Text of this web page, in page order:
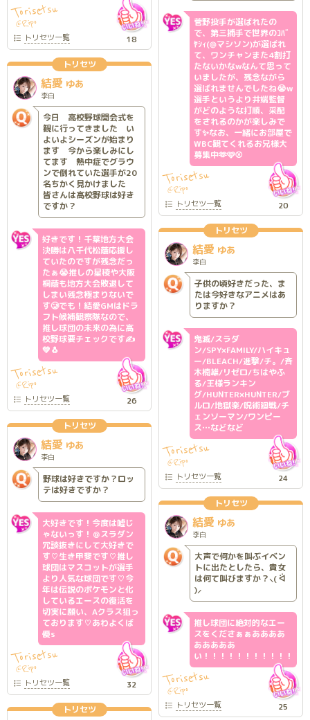
トリセツ一覧 18
Torisetsu
@Ripo
菅野投手が選ばれたの
で、第三捕手で世界のｺﾊﾞ
ﾔｼｨ(@マシソン)が選ばれ
て、ワンチャンまた4割打
たないかなwなんて思って
いましたが、残念ながら
選ばれませんでしたね😭w
選手というより井端監督
がどのような打順、采配
をされるのかが楽しみで
す✨なお、一緒にお部屋で
WBC観てくれるお兄様大
募集中🫶🩷⚾
トリセツ一覧 20
Torisetsu
@Ripo
トリセツ
結愛 ゆあ
李白
今日 高校野球開会式を
観に行ってきました い
よいよシーズンが始まり
ます 今から楽しみにし
てます 熱中症でグラウ
ンで倒れていた選手が20
名ちかく見かけました
皆さんは高校野球は好き
ですか？
好きです！千葉地方大会
決勝は八千代松蔭応援し
ていたのですが残念だっ
たぁ😭推しの星稜や大阪
桐蔭も地方大会敗退して
しまい残念極まりないで
す🥲でも！結愛GMはドラ
フト候補観察隊なので、
推し球団の未来の為に高
校野球要チェックです✍
💚🐧
トリセツ一覧 26
Torisetsu
@Ripo
トリセツ
結愛 ゆあ
李白
子供の頃好きだった、ま
たは今好きなアニメはあ
りますか？
鬼滅/スラダ
ン/SPY×FAMILY/ハイキュ
ー/BLEACH/進撃/チ。/斉
木楠雄/リゼロ/ちはやふ
る/王様ランキン
グ/HUNTER×HUNTER/ブ
ルロ/地獄楽/呪術廻戦/チ
ェンソーマン/ワンピー
ス…などなど
トリセツ一覧 24
Torisetsu
@Ripo
トリセツ
結愛 ゆあ
李白
野球は好きですか？ロッ
テは好きですか？
大好きです！今度は嘘じ
ゃないっす！＠スラダン
冗談抜きにして大好きで
す♡生き甲斐です♡推し
球団はマスコットが選手
より人気な球団です♡今
年は伝説のポケモンと化
しているエースの復活を
切実に願い、Aクラス狙っ
ております♡あわよくば
優s
トリセツ一覧 32
Torisetsu
@Ripo
トリセツ
結愛 ゆあ
李白
大声で何かを叫ぶイベン
トに出たとしたら、貴女
は何て叫びますか？⸜( ᐛ
)⸝
推し球団に絶対的なエー
スをくださぁぁああああ
あああああ
い！！！！！！！！！！！！
トリセツ一覧 25
Torisetsu
@Ripo
トリセツ